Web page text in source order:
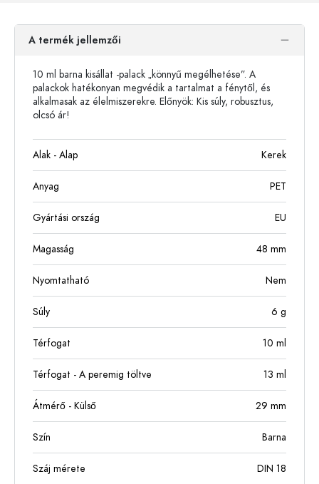
A termék jellemzői
10 ml barna kisállat -palack „könnyű megélhetése”. A
palackok hatékonyan megvédik a tartalmat a fénytől, és
alkalmasak az élelmiszerekre. Előnyök: Kis súly, robusztus,
olcsó ár!
Alak - Alap Kerek
Anyag PET
Gyártási ország EU
Magasság 48 mm
Nyomtatható Nem
Súly 6 g
Térfogat 10 ml
Térfogat - A peremig töltve 13 ml
Átmérő - Külső 29 mm
Szín Barna
Száj mérete DIN 18